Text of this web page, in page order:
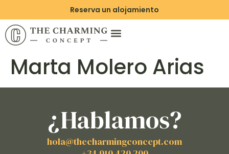
Reserva un alojamiento
Marta Molero Arias
¿Hablamos?
hola@thecharmingconcept.com